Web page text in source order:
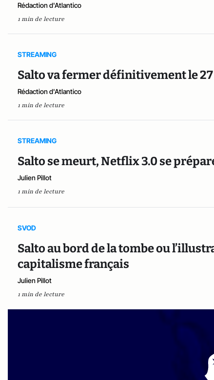
Rédaction d'Atlantico
1 min de lecture
STREAMING
Salto va fermer définitivement le
Rédaction d'Atlantico
1 min de lecture
STREAMING
Salto se meurt, Netflix 3.0 se
Julien Pillot
1 min de lecture
SVOD
Salto au bord de la tombe ou
capitalisme français
Julien Pillot
1 min de lecture